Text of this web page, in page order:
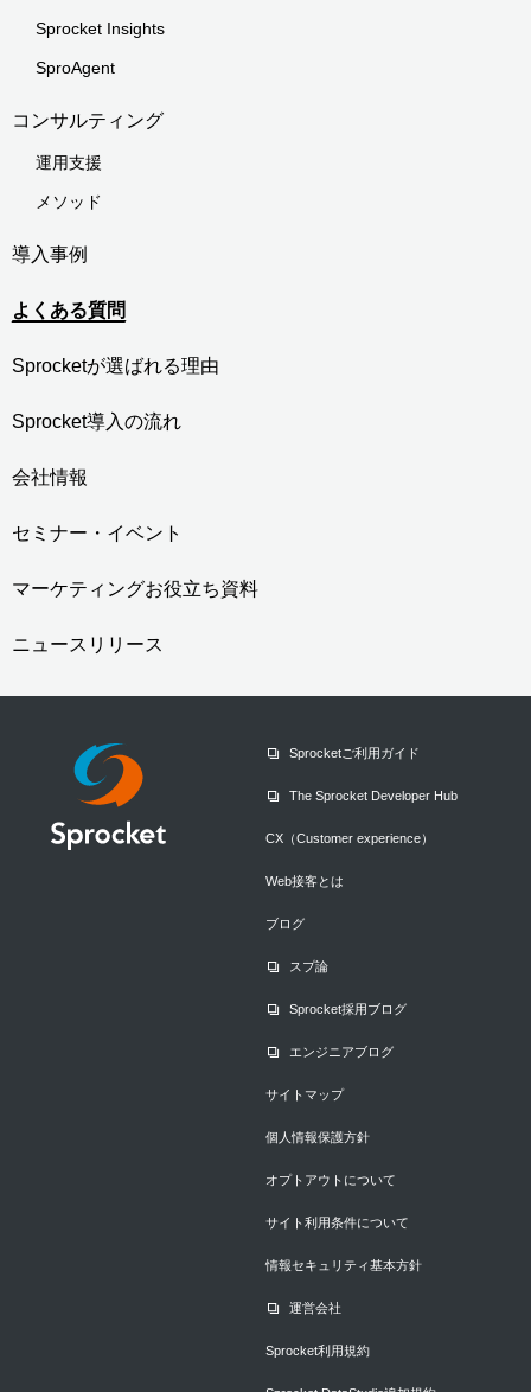
Sprocket Insights
SproAgent
コンサルティング
運用支援
メソッド
導入事例
よくある質問
Sprocketが選ばれる理由
Sprocket導入の流れ
会社情報
セミナー・イベント
マーケティングお役立ち資料
ニュースリリース
Sprocketご利用ガイド
The Sprocket Developer Hub
CX（Customer experience）
Web接客とは
ブログ
スプ論
Sprocket採用ブログ
エンジニアブログ
サイトマップ
個人情報保護方針
オプトアウトについて
サイト利用条件について
情報セキュリティ基本方針
運営会社
Sprocket利用規約